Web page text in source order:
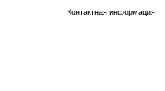
Контактная информация